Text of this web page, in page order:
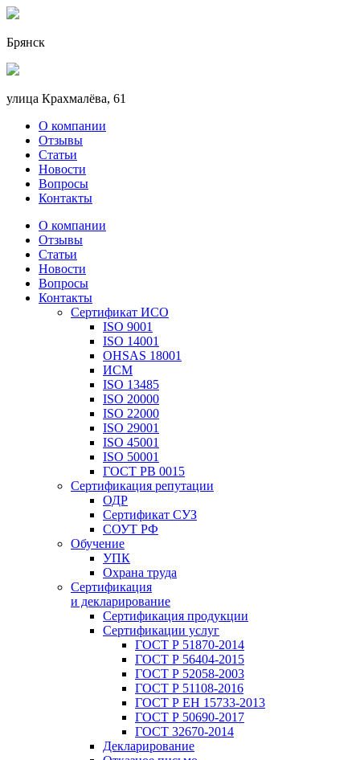
Брянск
улица Крахмалёва, 61
О компании
Отзывы
Статьи
Новости
Вопросы
Контакты
О компании
Отзывы
Статьи
Новости
Вопросы
Контакты
Сертификат ИСО
ISO 9001
ISO 14001
OHSAS 18001
ИСМ
ISO 13485
ISO 20000
ISO 22000
ISO 29001
ISO 45001
ISO 50001
ГОСТ РВ 0015
Сертификация репутации
ОДР
Сертификат СУЗ
СОУТ РФ
Обучение
УПК
Охрана труда
Сертификация
и декларирование
Сертификация продукции
Сертификации услуг
ГОСТ Р 51870-2014
ГОСТ Р 56404-2015
ГОСТ Р 52058-2003
ГОСТ Р 51108-2016
ГОСТ Р ЕН 15733-2013
ГОСТ Р 50690-2017
ГОСТ 32670-2014
Декларирование